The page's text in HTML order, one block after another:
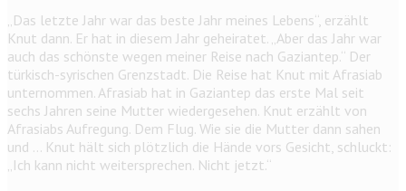
„Das letzte Jahr war das beste Jahr meines Lebens“, erzählt
Knut dann. Er hat in diesem Jahr geheiratet. „Aber das Jahr war
auch das schönste wegen meiner Reise nach Gaziantep.“ Der
türkisch-syrischen Grenzstadt. Die Reise hat Knut mit Afrasiab
unternommen. Afrasiab hat in Gaziantep das erste Mal seit
sechs Jahren seine Mutter wiedergesehen. Knut erzählt von
Afrasiabs Aufregung. Dem Flug. Wie sie die Mutter dann sahen
und … Knut hält sich plötzlich die Hände vors Gesicht, schluckt:
„Ich kann nicht weitersprechen. Nicht jetzt.“